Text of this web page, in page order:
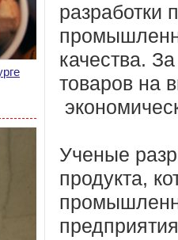
разработки
качества.
товаров на
Ученые
продукта,